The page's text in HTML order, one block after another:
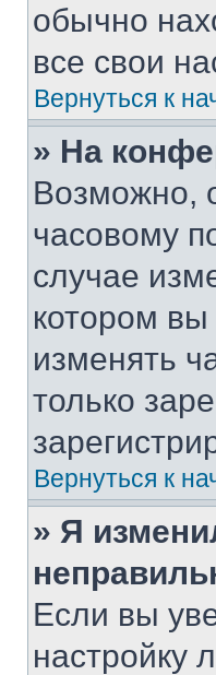
обычно
все свои
Вернуться к
» На
Возможно,
часовому
случае
котором вы
изменять
только
Вернуться к
» Я
Если вы
настройку